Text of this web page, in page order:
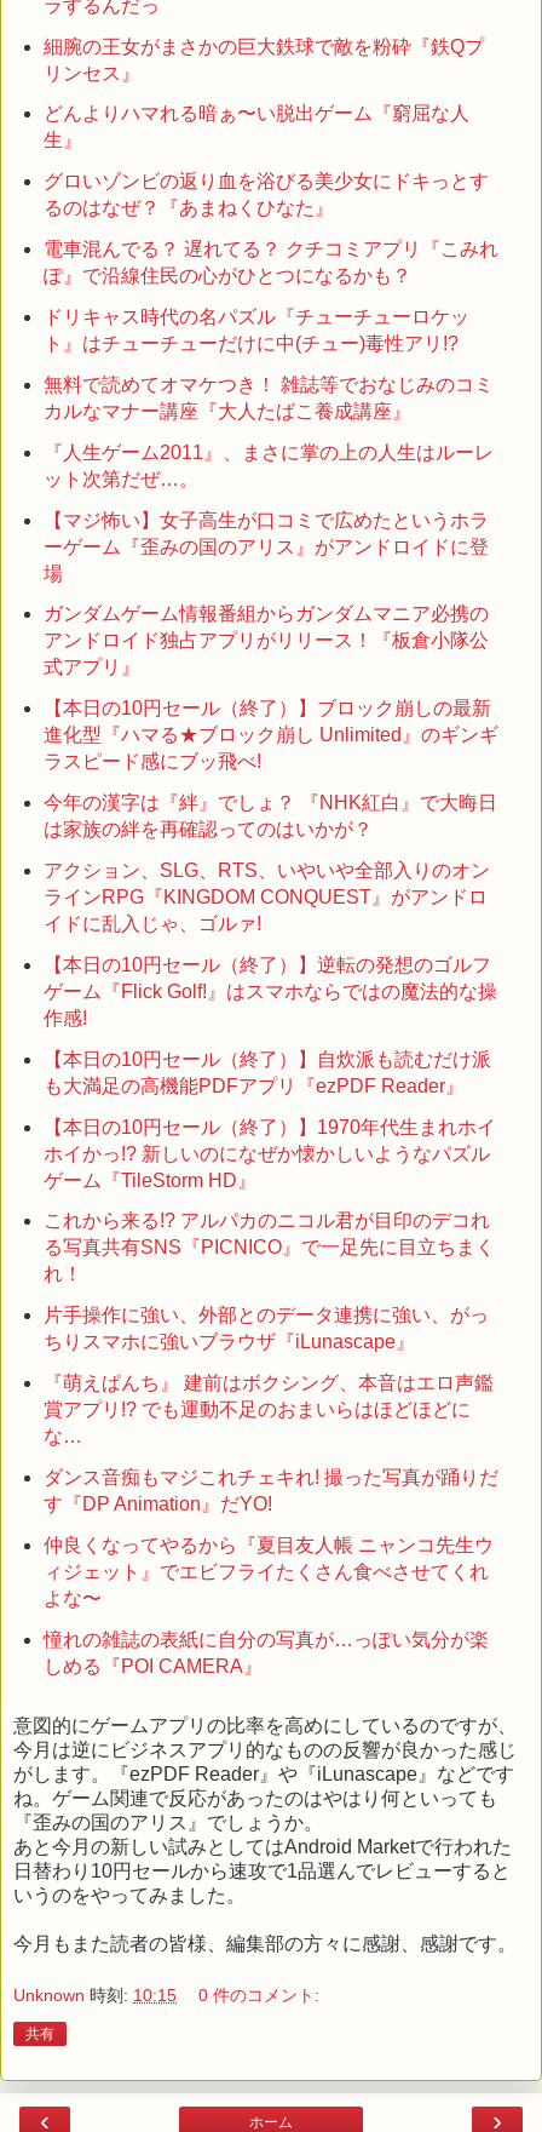
ラするんだっ
細腕の王女がまさかの巨大鉄球で敵を粉砕『鉄Qプ
リンセス』
どんよりハマれる暗ぁ〜い脱出ゲーム『窮屈な人
生』
グロいゾンビの返り血を浴びる美少女にドキっとす
るのはなぜ？『あまねくひなた』
電車混んでる？ 遅れてる？ クチコミアプリ『こみれ
ぽ』で沿線住民の心がひとつになるかも？
ドリキャス時代の名パズル『チューチューロケッ
ト』はチューチューだけに中(チュー)毒性アリ!?
無料で読めてオマケつき！ 雑誌等でおなじみのコミ
カルなマナー講座『大人たばこ養成講座』
『人生ゲーム2011』、まさに掌の上の人生はルーレ
ット次第だぜ…。
【マジ怖い】女子高生が口コミで広めたというホラ
ーゲーム『歪みの国のアリス』がアンドロイドに登
場
ガンダムゲーム情報番組からガンダムマニア必携の
アンドロイド独占アプリがリリース！『板倉小隊公
式アプリ』
【本日の10円セール（終了）】ブロック崩しの最新
進化型『ハマる★ブロック崩し Unlimited』のギンギ
ラスピード感にブッ飛べ!
今年の漢字は『絆』でしょ？ 『NHK紅白』で大晦日
は家族の絆を再確認ってのはいかが？
アクション、SLG、RTS、いやいや全部入りのオン
ラインRPG『KINGDOM CONQUEST』がアンドロ
イドに乱入じゃ、ゴルァ!
【本日の10円セール（終了）】逆転の発想のゴルフ
ゲーム『Flick Golf!』はスマホならではの魔法的な操
作感!
【本日の10円セール（終了）】自炊派も読むだけ派
も大満足の高機能PDFアプリ『ezPDF Reader』
【本日の10円セール（終了）】1970年代生まれホイ
ホイかっ!? 新しいのになぜか懐かしいようなパズル
ゲーム『TileStorm HD』
これから来る!? アルパカのニコル君が目印のデコれ
る写真共有SNS『PICNICO』で一足先に目立ちまく
れ！
片手操作に強い、外部とのデータ連携に強い、がっ
ちりスマホに強いブラウザ『iLunascape』
『萌えぱんち』 建前はボクシング、本音はエロ声鑑
賞アプリ!? でも運動不足のおまいらはほどほどに
な…
ダンス音痴もマジこれチェキれ! 撮った写真が踊りだ
す『DP Animation』だYO!
仲良くなってやるから『夏目友人帳 ニャンコ先生ウ
ィジェット』でエビフライたくさん食べさせてくれ
よな〜
憧れの雑誌の表紙に自分の写真が…っぽい気分が楽
しめる『POI CAMERA』
意図的にゲームアプリの比率を高めにしているのですが、
今月は逆にビジネスアプリ的なものの反響が良かった感じ
がします。『ezPDF Reader』や『iLunascape』などです
ね。ゲーム関連で反応があったのはやはり何といっても
『歪みの国のアリス』でしょうか。
あと今月の新しい試みとしてはAndroid Marketで行われた
日替わり10円セールから速攻で1品選んでレビューすると
いうのをやってみました。
今月もまた読者の皆様、編集部の方々に感謝、感謝です。
Unknown 時刻: 10:15 0 件のコメント:
共有
‹ ›
ホーム